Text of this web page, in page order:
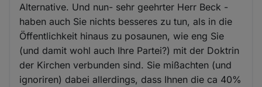
Alternative. Und nun- sehr geehrter Herr Beck -
haben auch Sie nichts besseres zu tun, als in die
Öffentlichkeit hinaus zu posaunen, wie eng Sie
(und damit wohl auch Ihre Partei?) mit der Doktrin
der Kirchen verbunden sind. Sie mißachten (und
ignoriren) dabei allerdings, dass Ihnen die ca 40%